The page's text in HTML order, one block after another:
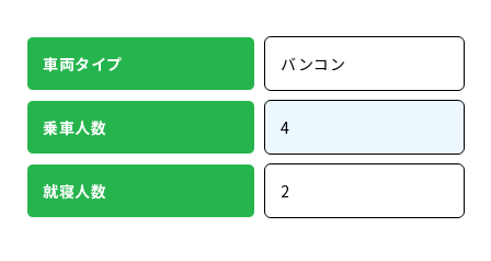
車両タイプ バンコン
乗車人数 4
就寝人数 2